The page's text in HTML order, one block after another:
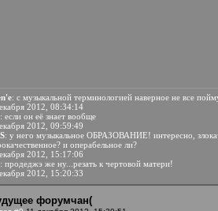
: с музыкальной терминологией наверное не все
2012, 08:34:14
: если он её знает вообще
2012, 09:59:49
: у него музыкальное ОБРАЗОВАНИЕ! интересно,
и операбельное ли?
2012, 15:17:06
: продеджэ же ну...резать к чертовой матери!
2012, 15:20:33
форумчан(